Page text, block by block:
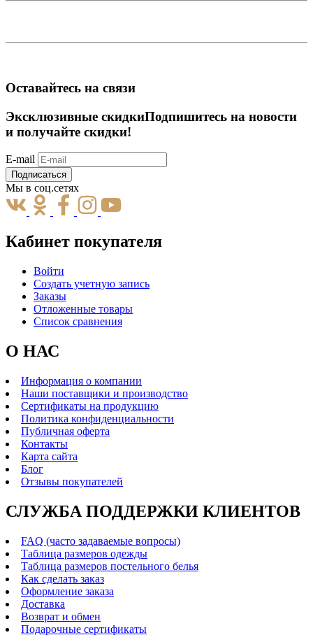
Оставайтесь на связи
Эксклюзивные скидкиПодпишитесь на новости
и получайте скидки!
E-mail
Подписаться
Мы в соц.сетях
Кабинет покупателя
Войти
Создать учетную запись
Заказы
Отложенные товары
Список сравнения
О НАС
Информация о компании
Наши поставщики и производство
Сертификаты на продукцию
Политика конфиденциальности
Публичная оферта
Контакты
Карта сайта
Блог
Отзывы покупателей
СЛУЖБА ПОДДЕРЖКИ КЛИЕНТОВ
FAQ (часто задаваемые вопросы)
Таблица размеров одежды
Таблица размеров постельного белья
Как сделать заказ
Оформление заказа
Доставка
Возврат и обмен
Подарочные сертификаты